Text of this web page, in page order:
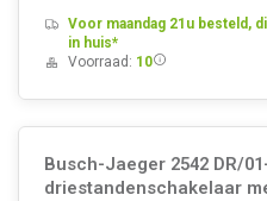
Voor maandag 21u besteld,
in huis*
Voorraad: 10
Busch-Jaeger 2542 DR/
driestandenschakelaar